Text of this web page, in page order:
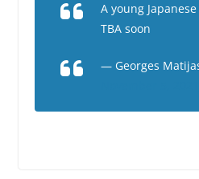
A young
TBA soon
— Georges